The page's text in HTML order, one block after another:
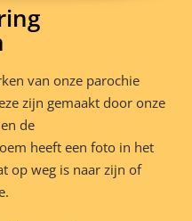
van onze parochie
zijn gemaakt door onze
de
heeft een foto in het
op weg is naar zijn of